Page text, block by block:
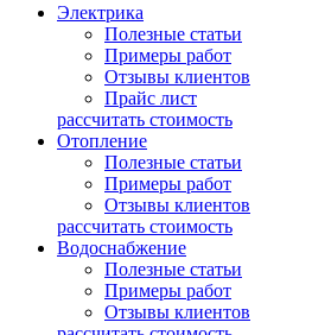
Электрика
Полезные статьи
Примеры работ
Отзывы клиентов
Прайс лист
рассчитать стоимость
Отопление
Полезные статьи
Примеры работ
Отзывы клиентов
рассчитать стоимость
Водоснабжение
Полезные статьи
Примеры работ
Отзывы клиентов